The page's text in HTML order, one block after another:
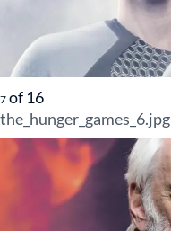
7 of 16
the_hunger_games_6.jpg